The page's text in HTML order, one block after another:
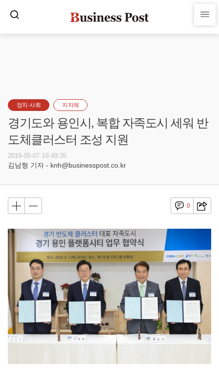
정치·사회 지자체
경기도와 용인시, 복합 자족도시 세워 반
도체클러스터 조성 지원
2019-05-07 16:49:35
김남형 기자 - knh@businesspost.co.kr
0